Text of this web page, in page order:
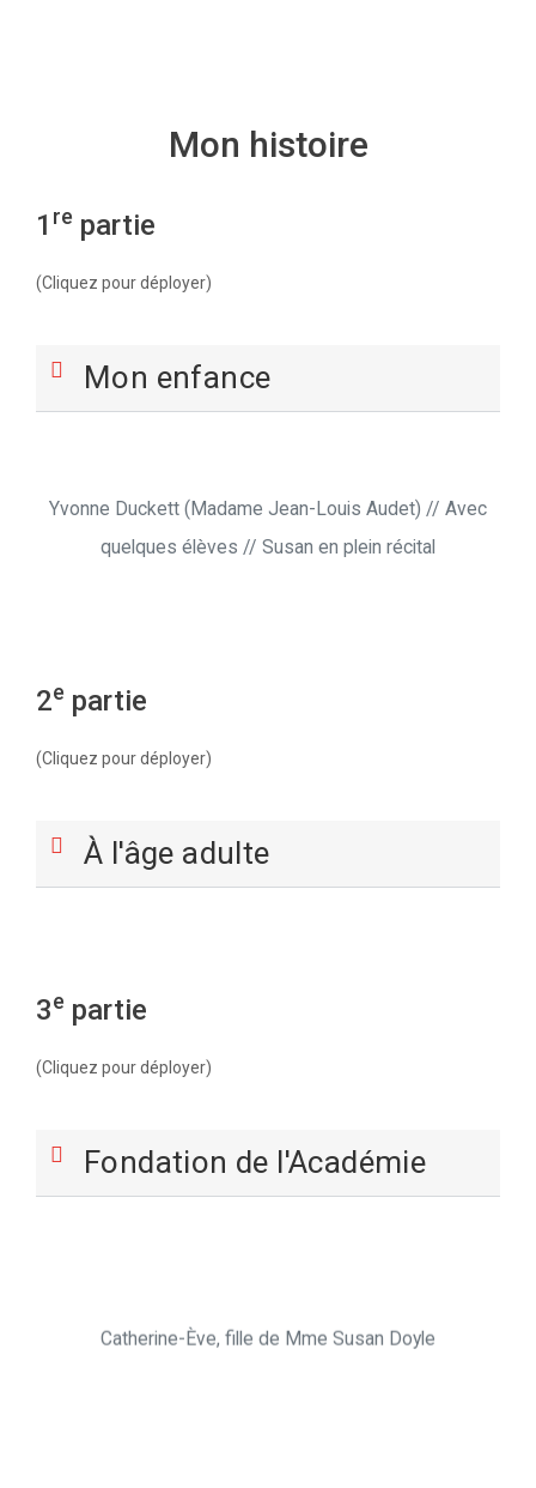
Mon histoire
1 re partie
(Cliquez pour déployer)
Mon enfance
Yvonne Duckett (Madame Jean-Louis Audet) // Avec
quelques élèves // Susan en plein récital
2e partie
(Cliquez pour déployer)
À l'âge adulte
3e partie
(Cliquez pour déployer)
Fondation de l'Académie
Catherine-Ève, fille de Mme Susan Doyle